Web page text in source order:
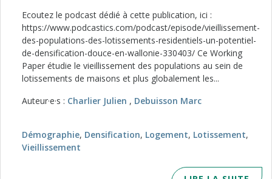
Ecoutez le podcast dédié à cette publication, ici :
https://www.podcastics.com/podcast/episode/vieillissement-
des-populations-des-lotissements-residentiels-un-potentiel-
de-densification-douce-en-wallonie-330403/ Ce Working
Paper étudie le vieillissement des populations au sein de
lotissements de maisons et plus globalement les...
Auteur·e·s : Charlier Julien , Debuisson Marc
Démographie, Densification, Logement, Lotissement,
Vieillissement